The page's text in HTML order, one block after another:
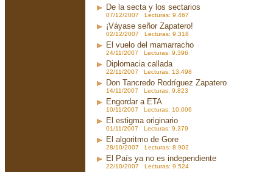
De la secta y los sectarios
07/12/2007 Lecturas: 9.467
¡Váyase señor Zapatero!
02/12/2007 Lecturas: 9.318
El vuelo del mamarracho
24/11/2007 Lecturas: 9.396
Diplomacia callada
22/11/2007 Lecturas: 13.498
Don Tancredo Rodríguez Zapatero
14/11/2007 Lecturas: 9.823
Engordar a ETA
10/11/2007 Lecturas: 10.006
El estigma originario
01/11/2007 Lecturas: 9.379
El algoritmo de Gore
28/10/2007 Lecturas: 8.902
El País ya no es independiente
22/10/2007 Lecturas: 9.524